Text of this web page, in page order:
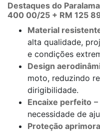
Destaques do
400 00/25 + RM 125
Material
alta qualidade,
e condições
Design
moto, reduzindo
dirigibilidade.
Encaixe perfeito
necessidade de
Proteção